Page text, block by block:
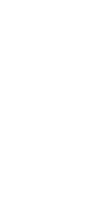
Kawal Proyek Air